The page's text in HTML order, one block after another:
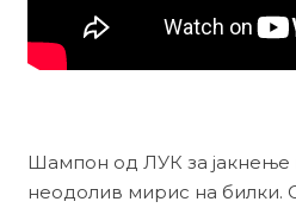
Шампон од ЛУК за јакнење
неодолив мирис на